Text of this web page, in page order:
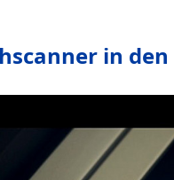
in
möchten Sie